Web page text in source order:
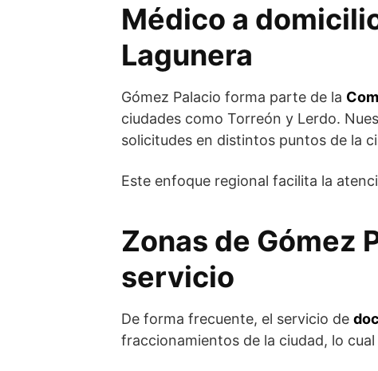
Médico a
Lagunera
Gómez Palacio forma parte de la
ciudades como Torreón y Lerdo.
solicitudes en distintos puntos de la
Este enfoque regional facilita la
Zonas de Gómez
servicio
De forma frecuente, el servicio de
fraccionamientos de la ciudad, lo